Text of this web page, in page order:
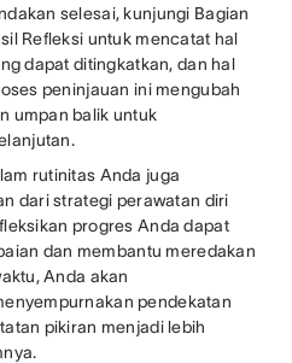
selesai, kunjungi Bagian
Refleksi untuk mencatat hal
dapat ditingkatkan, dan hal
peninjauan ini mengubah
umpan balik untuk
rutinitas Anda juga
dari strategi perawatan diri
progres Anda dapat
dan membantu meredakan
Anda akan
pendekatan
pikiran menjadi lebih